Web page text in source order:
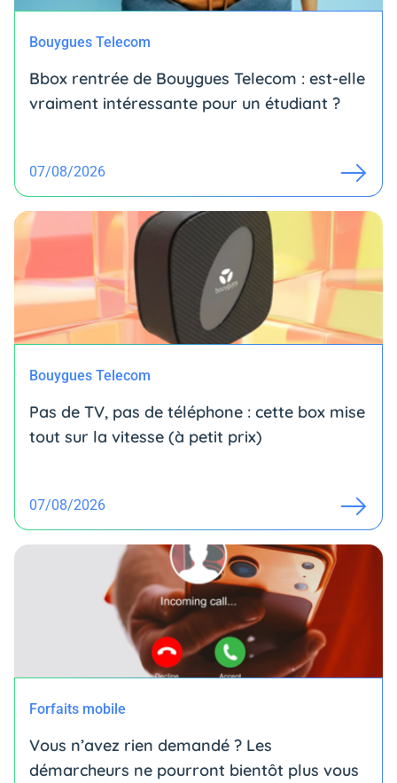
Bouygues Telecom
Bbox rentrée de Bouygues Telecom : est-elle
vraiment intéressante pour un étudiant ?
07/08/2026
Bouygues Telecom
Pas de TV, pas de téléphone : cette box mise
tout sur la vitesse (à petit prix)
07/08/2026
Forfaits mobile
Vous n’avez rien demandé ? Les
démarcheurs ne pourront bientôt plus vous